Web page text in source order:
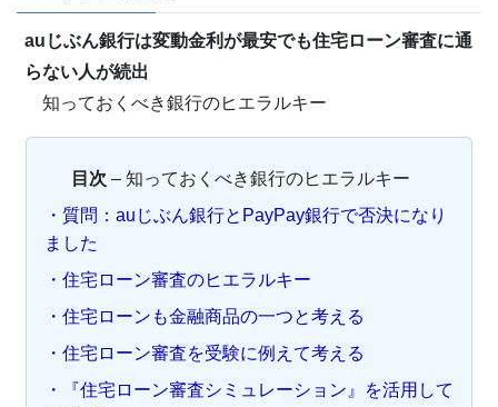
auじぶん銀行は変動金利が最安でも住宅ローン審査に通
らない人が続出
知っておくべき銀行のヒエラルキー
目次 – 知っておくべき銀行のヒエラルキー
・質問：auじぶん銀行とPayPay銀行で否決になり
ました
・住宅ローン審査のヒエラルキー
・住宅ローンも金融商品の一つと考える
・住宅ローン審査を受験に例えて考える
・『住宅ローン審査シミュレーション』を活用して